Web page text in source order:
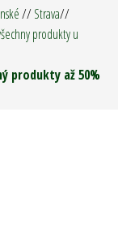
//Strava//
produkty u
produkty až 50%